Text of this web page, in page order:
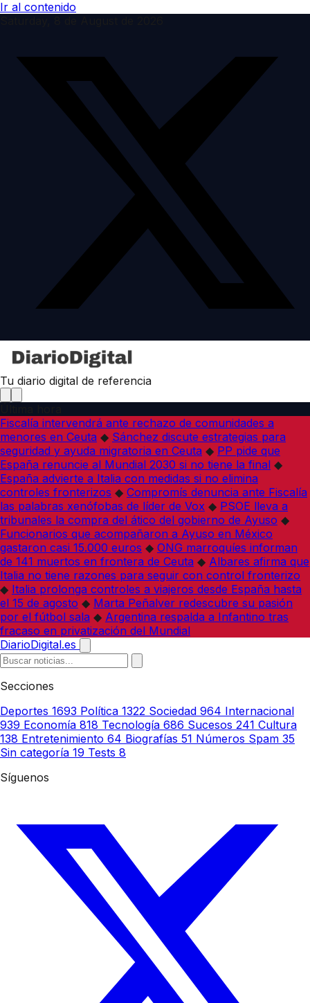
Ir al contenido
Tu diario digital de referencia
Fiscalía intervendrá ante rechazo de comunidades a
menores en Ceuta ◆ Sánchez discute estrategias para
seguridad y ayuda migratoria en Ceuta ◆ PP pide que
España renuncie al Mundial 2030 si no tiene la final ◆
España advierte a Italia con medidas si no elimina
controles fronterizos ◆ Compromís denuncia ante Fiscalía
las palabras xenófobas de líder de Vox ◆ PSOE lleva a
tribunales la compra del ático del gobierno de Ayuso ◆
Funcionarios que acompañaron a Ayuso en México
gastaron casi 15.000 euros ◆ ONG marroquíes informan
de 141 muertos en frontera de Ceuta ◆ Albares afirma que
Italia no tiene razones para seguir con control fronterizo
◆ Italia prolonga controles a viajeros desde España hasta
el 15 de agosto ◆ Marta Peñalver redescubre su pasión
por el fútbol sala ◆ Argentina respalda a Infantino tras
fracaso en privatización del Mundial
DiarioDigital.es
Secciones
Deportes 1693 Política 1322 Sociedad 964 Internacional
939 Economía 818 Tecnología 686 Sucesos 241 Cultura
138 Entretenimiento 64 Biografías 51 Números Spam 35
Sin categoría 19 Tests 8
Síguenos